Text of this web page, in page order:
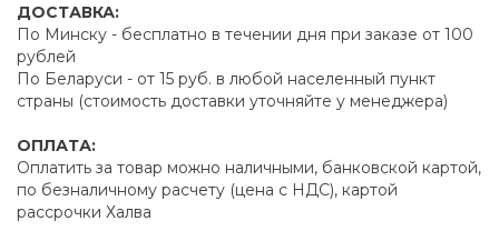
ДОСТАВКА:
По Минску - бесплатно в течении дня при заказе от 100
рублей
По Беларуси - от 15 руб. в любой населенный пункт
страны (стоимость доставки уточняйте у менеджера)
ОПЛАТА:
Оплатить за товар можно наличными, банковской картой,
по безналичному расчету (цена с НДС), картой
рассрочки Халва